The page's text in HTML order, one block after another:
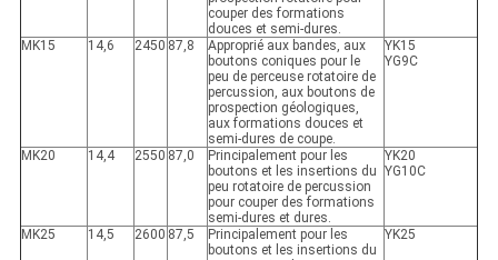
couper des formations
douces et semi-dures.
MK15 14,6 2450 87,8
Approprié aux bandes, aux
boutons coniques pour le
peu de perceuse rotatoire de
percussion, aux boutons de
prospection géologiques,
aux formations douces et
semi-dures de coupe.
YK15
YG9C
MK20 14,4 2550 87,0
Principalement pour les
boutons et les insertions du
peu rotatoire de percussion
pour couper des formations
semi-dures et dures.
YK20
YG10C
MK25 14,5 2600 87,5
Principalement pour les
boutons et les insertions du
YK25